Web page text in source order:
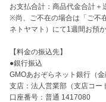
お支払合計：商品代金合計＋
※尚、ご不在の場合は「ご不
ネトヤマト）にて1週間お預か
【料金の振込先】
●銀行振込
GMOあおぞらネット銀行（金
支店：法人営業部（支店コー
口座番号：普通 1417080